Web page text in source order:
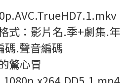
式：影片名.季+劇集.年
碼.聲音編碼
驚心冒